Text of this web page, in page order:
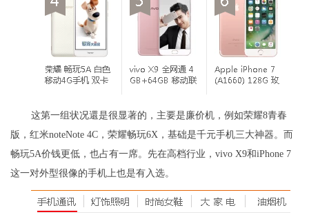
这第一组状况還是很显著的，主要是廉价机，例如荣耀8青春
版，红米noteNote 4C，荣耀畅玩6X，基础是千元手机三大神器。而
畅玩5A价钱更低，也占有一席。先在高档行业，vivo X9和iPhone 7
这一对外型很像的手机上也是有入选。